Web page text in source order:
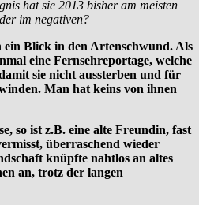
hat sie 2013 bisher am meisten
im negativen?
Blick in den Artenschwund. Als
eine Fernsehreportage, welche
sie nicht aussterben und für
Man hat keins von ihnen
so ist z.B. eine alte Freundin, fast
überraschend wieder
knüpfte nahtlos an altes
an, trotz der langen